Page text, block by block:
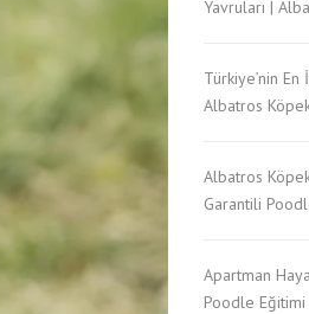
CAVOODLE
YORKSHİRE TERRİER
Yavruları |
Türkiye’nin
Albatros
Albatros
Garantili
Apartman
Poodle